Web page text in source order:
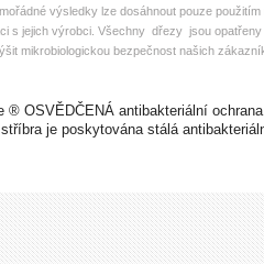
výsledky lze dosáhnout pouze
s jejich výrobci. Všechny dřezy jsou opatřeny
mikrobiologickou bezpečnost našich
® OSVĚDČENÁ antibakteriální
je poskytována stálá